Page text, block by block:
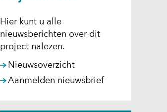
Hier kunt u alle
nieuwsberichten over dit
project nalezen.
Nieuwsoverzicht
Aanmelden nieuwsbrief